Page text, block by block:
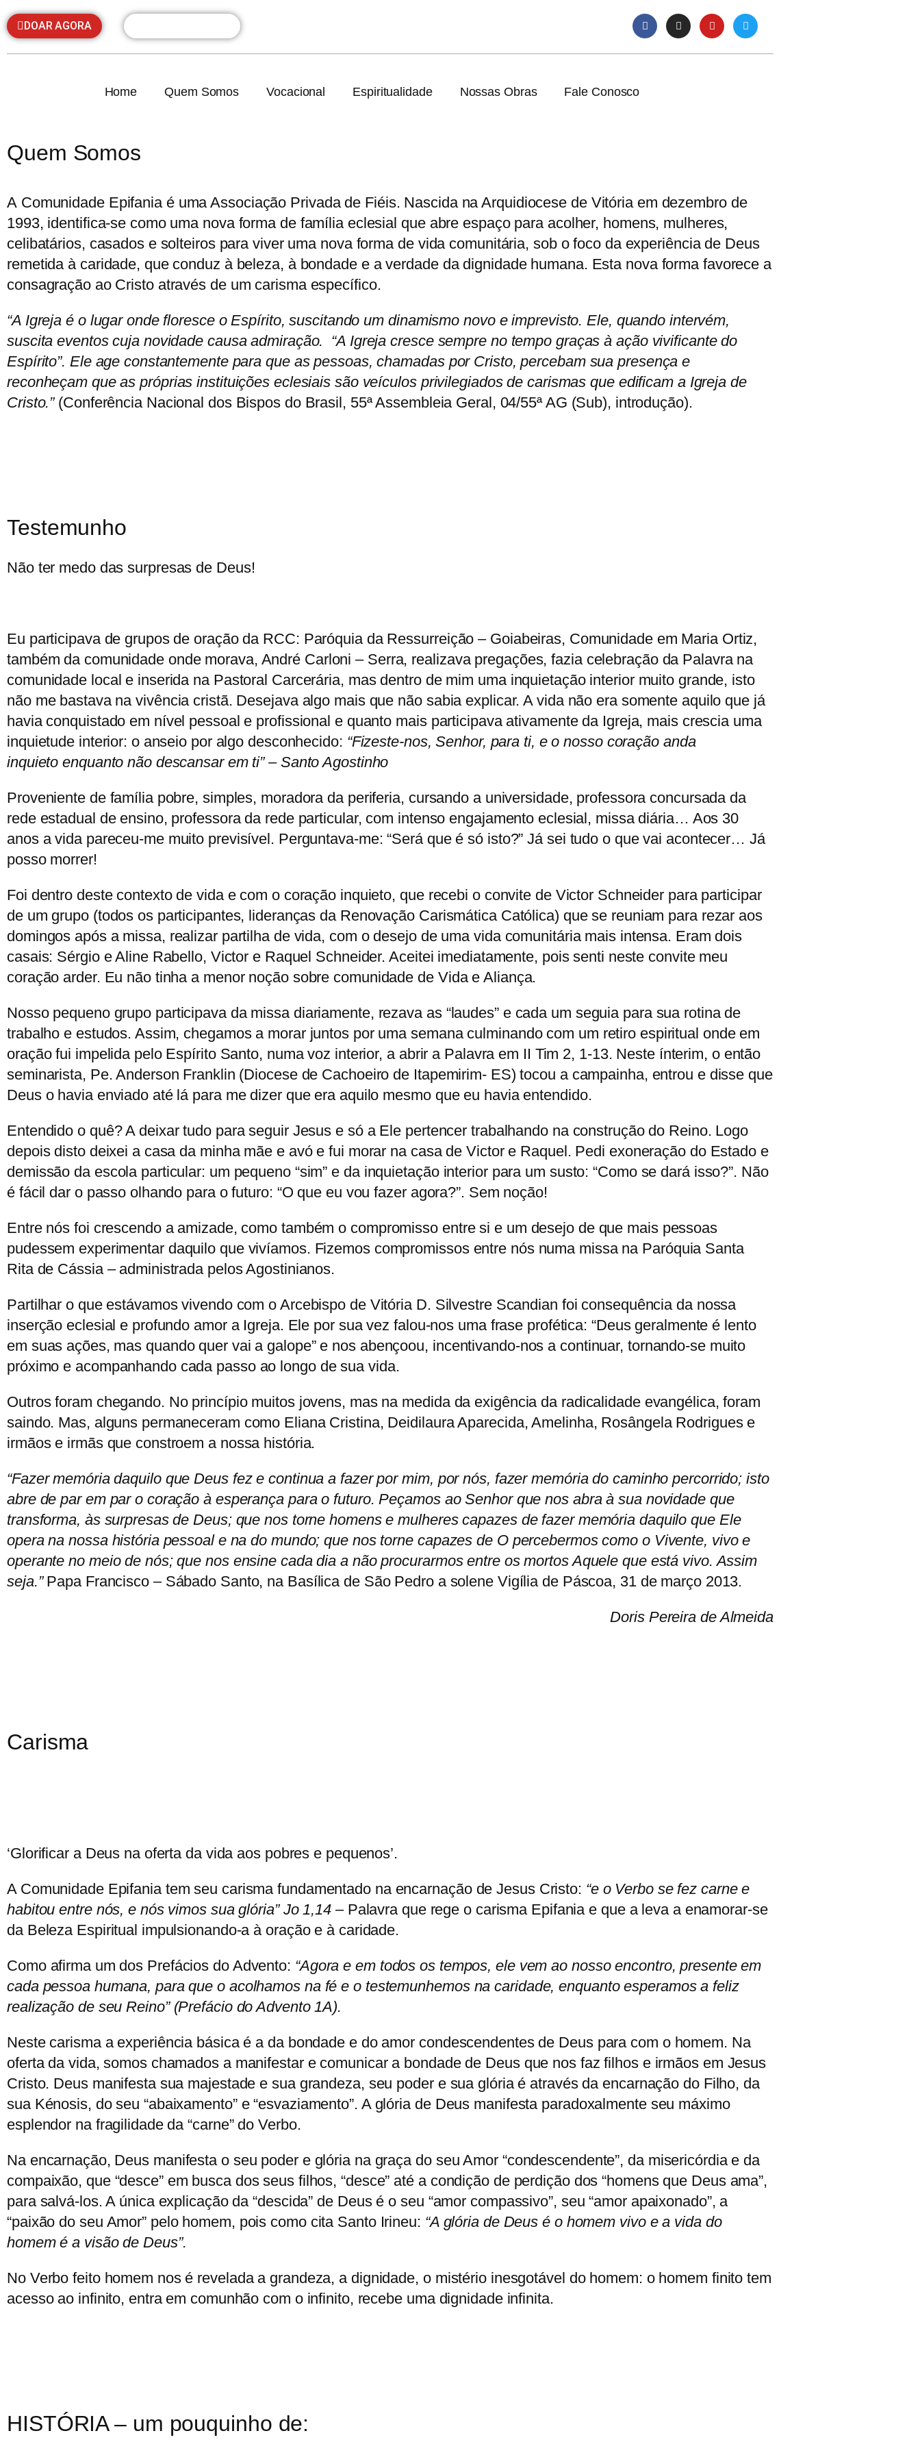
DOAR AGORA
Home Quem Somos Vocacional Espiritualidade Nossas Obras Fale Conosco
Quem Somos
A Comunidade Epifaniaé uma Associação Privada de Fiéis. Nascida na Arquidiocese de Vitória em dezembro de
1993, identifica-se como uma nova forma de família eclesial que abre espaço para acolher, homens, mulheres,
celibatários, casados e solteiros para viver uma nova forma de vida comunitária, sob o foco da experiência de Deus
remetida à caridade, que conduz à beleza, à bondade e a verdade da dignidade humana. Esta nova forma favorece a
consagração ao Cristo através de um carisma específico.
“A Igreja é o lugar onde floresce o Espírito, suscitando um dinamismo novo e imprevisto. Ele, quando intervém,
suscita eventos cuja novidade causa admiração. “A Igreja cresce sempre no tempo graças à ação vivificante do
Espírito”. Ele age constantemente para que as pessoas, chamadas por Cristo, percebam sua presença e
reconheçam que as próprias instituições eclesiais são veículos privilegiados de carismas que edificam a Igreja de
Cristo.”(Conferência Nacional dos Bispos do Brasil, 55ª Assembleia Geral, 04/55ª AG (Sub), introdução).
Testemunho
Não ter medo das surpresas de Deus!
Eu participava de grupos de oração da RCC: Paróquia da Ressurreição – Goiabeiras, Comunidade em Maria Ortiz,
também da comunidade onde morava, André Carloni – Serra, realizava pregações, fazia celebração da Palavra na
comunidade local e inserida na Pastoral Carcerária, mas dentro de mim uma inquietação interior muito grande, isto
não me bastava na vivência cristã. Desejava algo mais que não sabia explicar. A vida não era somente aquilo que já
havia conquistado em nível pessoal e profissional e quanto mais participava ativamente da Igreja, mais crescia uma
inquietude interior: o anseio por algo desconhecido: “Fizeste-nos, Senhor, para ti, e o nosso coração anda
inquieto enquanto não descansar em ti” – Santo Agostinho
Proveniente de família pobre, simples, moradora da periferia, cursando a universidade, professora concursada da
rede estadual de ensino, professora da rede particular, com intenso engajamento eclesial, missa diária… Aos 30
anos a vida pareceu-me muito previsível. Perguntava-me: “Será que é só isto?” Já sei tudo o que vai acontecer… Já
posso morrer!
Foi dentro deste contexto de vida e com o coração inquieto, que recebi o convite de Victor Schneider para participar
de um grupo (todos os participantes, lideranças da Renovação Carismática Católica) que se reuniam para rezar aos
domingos após a missa, realizar partilha de vida, com o desejo de uma vida comunitária mais intensa. Eram dois
casais: Sérgio e Aline Rabello, Victor e Raquel Schneider. Aceitei imediatamente, pois senti neste convite meu
coração arder. Eu não tinha a menor noção sobre comunidade de Vida e Aliança.
Nosso pequeno grupo participava da missa diariamente, rezava as “laudes” e cada um seguia para sua rotina de
trabalho e estudos. Assim, chegamos a morar juntos por uma semana culminando com um retiro espiritual onde em
oração fui impelida pelo Espírito Santo, numa voz interior, a abrir a Palavra em II Tim 2, 1-13. Neste ínterim, o então
seminarista, Pe. Anderson Franklin (Diocese de Cachoeiro de Itapemirim- ES) tocou a campainha, entrou e disse que
Deus o havia enviado até lá para me dizer que era aquilo mesmo que eu havia entendido.
Entendido o quê? A deixar tudo para seguir Jesus e só a Ele pertencer trabalhando na construção do Reino. Logo
depois disto deixei a casa da minha mãe e avó e fui morar na casa de Victor e Raquel. Pedi exoneração do Estado e
demissão da escola particular: um pequeno “sim” e da inquietação interior para um susto: “Como se dará isso?”. Não
é fácil dar o passo olhando para o futuro: “O que eu vou fazer agora?”. Sem noção!
Entre nós foi crescendo a amizade, como também o compromisso entre si e um desejo de que mais pessoas
pudessem experimentar daquilo que vivíamos. Fizemos compromissos entre nós numa missa na Paróquia Santa
Rita de Cássia – administrada pelos Agostinianos.
Partilhar o que estávamos vivendo com o Arcebispo de Vitória D. Silvestre Scandian foi consequência da nossa
inserção eclesial e profundo amor a Igreja. Ele por sua vez falou-nos uma frase profética: “Deus geralmente é lento
em suas ações, mas quando quer vai a galope” e nos abençoou, incentivando-nos a continuar, tornando-se muito
próximo e acompanhando cada passo ao longo de sua vida.
Outros foram chegando. No princípio muitos jovens, mas na medida da exigência da radicalidade evangélica, foram
saindo. Mas, alguns permaneceram como Eliana Cristina, Deidilaura Aparecida, Amelinha, Rosângela Rodrigues e
irmãos e irmãs que constroem a nossa história.
“Fazer memória daquilo que Deus fez e continua a fazer por mim, por nós, fazer memória do caminho percorrido; isto
abre de par em par o coração à esperança para o futuro. Peçamos ao Senhor que nos abra à sua novidade que
transforma, às surpresas de Deus; que nos torne homens e mulheres capazes de fazer memória daquilo que Ele
opera na nossa história pessoal e na do mundo; que nos torne capazes de O percebermos como o Vivente, vivo e
operante no meio de nós; que nos ensine cada dia a não procurarmos entre os mortos Aquele que está vivo. Assim
seja.” Papa Francisco – Sábado Santo, na Basílica de São Pedro a solene Vigília de Páscoa, 31 de março 2013.
Doris Pereira de Almeida
Carisma
‘Glorificar a Deus na oferta da vida aos pobres e pequenos’.
A Comunidade Epifania tem seu carisma fundamentado na encarnação de Jesus Cristo: “e o Verbo se fez carne e
habitou entre nós, e nós vimos sua glória” Jo 1,14 – Palavra que rege o carisma Epifania e que a leva a enamorar-se
da Beleza Espiritual impulsionando-a à oração e à caridade.
Como afirma um dos Prefácios do Advento: “Agora e em todos os tempos, ele vem ao nosso encontro, presente em
cada pessoa humana, para que o acolhamos na fé e o testemunhemos na caridade, enquanto esperamos a feliz
realização de seu Reino” (Prefácio do Advento 1A).
Neste carisma a experiência básica é a da bondade e do amor condescendentes de Deus para com o homem. Na
oferta da vida, somos chamados a manifestar e comunicar a bondade de Deus que nos faz filhos e irmãos em Jesus
Cristo. Deus manifesta sua majestade e sua grandeza, seu poder e sua glória é através da encarnação do Filho, da
sua Kénosis, do seu “abaixamento” e “esvaziamento”. A glória de Deus manifesta paradoxalmente seu máximo
esplendor na fragilidade da “carne” do Verbo.
Na encarnação, Deus manifesta o seu poder e glória na graça do seu Amor “condescendente”, da misericórdia e da
compaixão, que “desce” em busca dos seus filhos, “desce” até a condição de perdição dos “homens que Deus ama”,
para salvá-los. A única explicação da “descida” de Deus é o seu “amor compassivo”, seu “amor apaixonado”, a
“paixão do seu Amor” pelo homem, pois como cita Santo Irineu: “A glória de Deus é o homem vivo e a vida do
homem é a visão de Deus”.
No Verbo feito homem nos é revelada a grandeza, a dignidade, o mistério inesgotável do homem: o homem finito tem
acesso ao infinito, entra em comunhão com o infinito, recebe uma dignidade infinita.
HISTÓRIA – um pouquinho de: